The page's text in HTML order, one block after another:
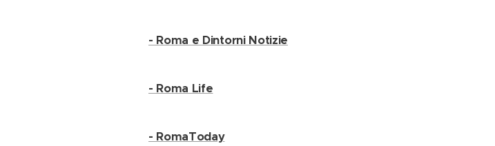
- Roma e Dintorni Notizie
- Roma Life
- RomaToday